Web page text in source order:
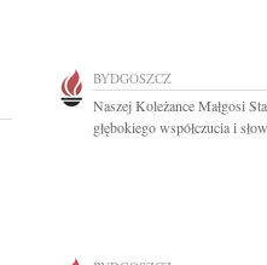
BYDGOSZCZ
Naszej Koleżance Małgosi
głębokiego współczucia i